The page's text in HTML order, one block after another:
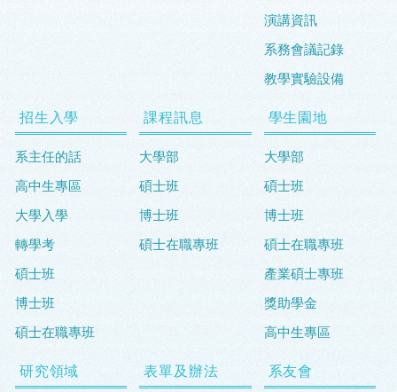
演講資訊
系務會議記錄
教學實驗設備
招生入學
系主任的話
高中生專區
大學入學
轉學考
碩士班
博士班
碩士在職專班
課程訊息
大學部
碩士班
博士班
碩士在職專班
學生園地
大學部
碩士班
博士班
碩士在職專班
產業碩士專班
獎助學金
高中生專區
研究領域 表單及辦法 系友會